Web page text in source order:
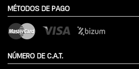
MÉTODOS DE PAGO
NÚMERO DE C.A.T.